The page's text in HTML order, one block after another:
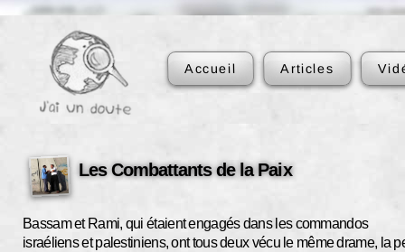
Accueil Articles
Les Combattants de la Paix
Bassam et Rami, qui étaient engagés dans les commandos
israéliens et palestiniens, ont tous deux vécu le même drame, la